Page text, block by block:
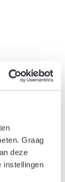
Graag
deze
instellingen
eveneens 4
een
en als
tuin.